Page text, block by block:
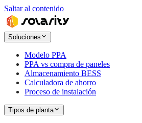
Saltar al contenido
Soluciones
Modelo PPA
PPA vs compra de paneles
Almacenamiento BESS
Calculadora de ahorro
Proceso de instalación
Tipos de planta